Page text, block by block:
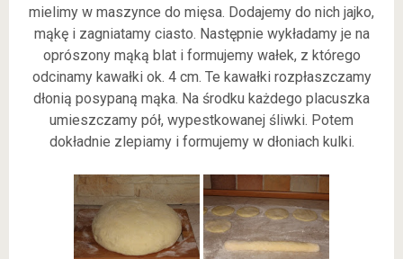
mielimy w maszynce do mięsa. Dodajemy do nich jajko,
mąkę i zagniatamy ciasto. Następnie wykładamy je na
oprószony mąką blat i formujemy wałek, z którego
odcinamy kawałki ok. 4 cm. Te kawałki rozpłaszczamy
dłonią posypaną mąka. Na środku każdego placuszka
umieszczamy pół, wypestkowanej śliwki. Potem
dokładnie zlepiamy i formujemy w dłoniach kulki.